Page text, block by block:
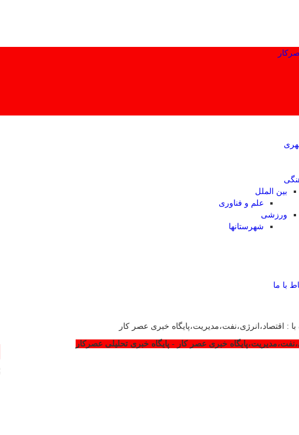
بین الملل
علم و فناوری
ورزشی
شهرستانها
با ما
: اقتصاد،انرژی،نفت،مدیریت،پایگاه خبری عصر کار
خبری عصر کار - پایگاه خبری تحلیلی عصرکار